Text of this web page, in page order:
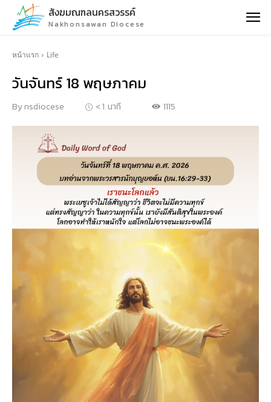
สังฆมณฑลนครสวรรค์
Nakhonsawan Diocese
หน้าแรก Life
วันจันทร์ 18 พฤษภาคม
Bynsdiocese < 1 นาที 1115